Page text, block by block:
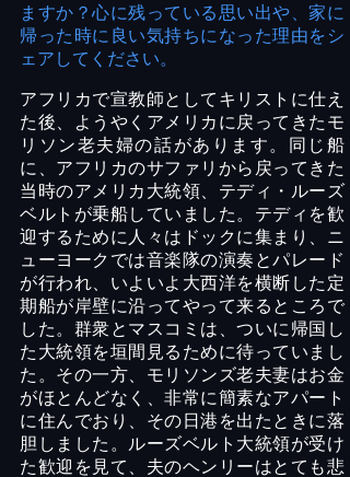
ますか？心に残っている思い出や、家に
帰った時に良い気持ちになった理由をシ
ェアしてください。
アフリカで宣教師としてキリストに仕え
た後、ようやくアメリカに戻ってきたモ
リソン老夫婦の話があります。同じ船
に、アフリカのサファリから戻ってきた
当時のアメリカ大統領、テディ・ルーズ
ベルトが乗船していました。テディを歓
迎するために人々はドックに集まり、ニ
ューヨークでは音楽隊の演奏とパレード
が行われ、いよいよ大西洋を横断した定
期船が岸壁に沿ってやって来るところで
した。群衆とマスコミは、ついに帰国し
た大統領を垣間見るために待っていまし
た。その一方、モリソンズ老夫妻はお金
がほとんどなく、非常に簡素なアパート
に住んでおり、その日港を出たときに落
胆しました。ルーズベルト大統領が受け
た歓迎を見て、夫のヘンリーはとても悲